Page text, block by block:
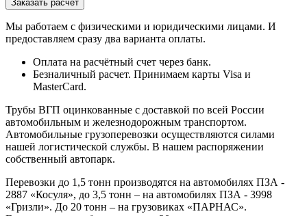
Мы работаем с физическими и юридическими лицами. И
предоставляем сразу два варианта оплаты.
Оплата на расчётный счет через банк.
Безналичный расчет. Принимаем карты Visa и
MasterCard.
Трубы ВГП оцинкованные с доставкой по всей России
автомобильным и железнодорожным транспортом.
Автомобильные грузоперевозки осуществляются силами
нашей логистической службы. В нашем распоряжении
собственный автопарк.
Перевозки до 1,5 тонн производятся на автомобилях ПЗА -
2887 «Косуля», до 3,5 тонн – на автомобилях ПЗА - 3998
«Гризли». До 20 тонн – на грузовиках «ПАРНАС».